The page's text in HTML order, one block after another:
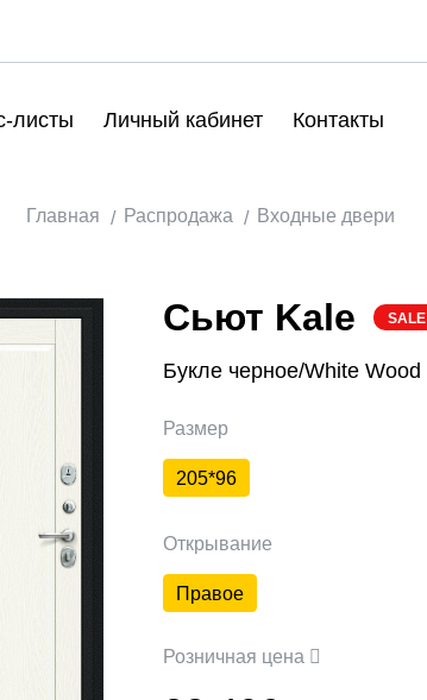
листы Личный кабинет Контакты
Главная Распродажа Входные двери
Сьют Kale SALE
Букле черное/White Wood
Размер
205*96
Открывание
Правое
Розничная цена